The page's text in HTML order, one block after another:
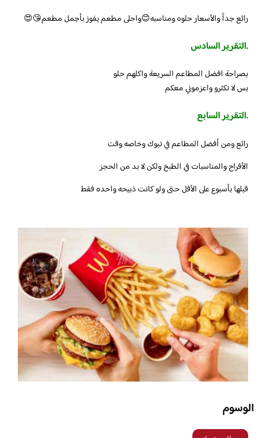
رائع جداََ والأسعار حلوه ومناسبه😊واحلى مطعم يفوز بأجمل مطعم😘😍
.التقرير السادس
بصراحة افضل المطاعم السريعة واكلهم حلو
بس لا تكثرو واعزموني معكم
.التقرير السابع
رائع ومن أفضل المطاعم في تبوك وخاصه وقت
الأفراح والمناسبات في الطبخ ولكن لا بد من الحجز
قبلها بأسبوع على الأقل حتى ولو كانت ذبيحه واحده فقط
الوسوم